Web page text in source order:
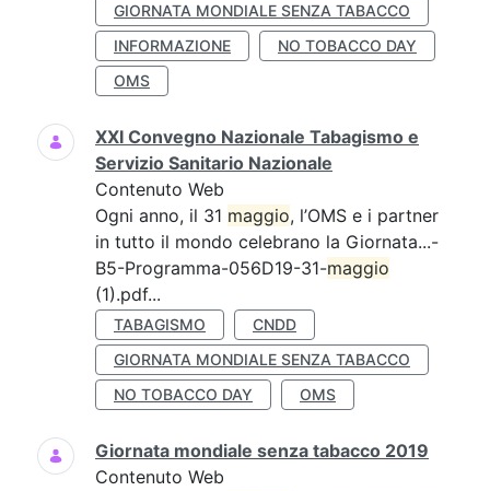
GIORNATA MONDIALE SENZA TABACCO
INFORMAZIONE
NO TOBACCO DAY
OMS
XXI Convegno Nazionale Tabagismo e
Servizio Sanitario Nazionale
Contenuto Web
Ogni anno, il 31 maggio, l’OMS e i partner
in tutto il mondo celebrano la Giornata...-
B5-Programma-056D19-31-maggio
(1).pdf...
TABAGISMO
CNDD
GIORNATA MONDIALE SENZA TABACCO
NO TOBACCO DAY
OMS
Giornata mondiale senza tabacco 2019
Contenuto Web